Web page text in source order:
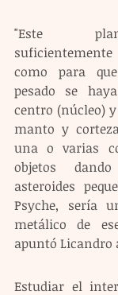
"Este
como para
pesado se
centro (núcleo)
manto y
una o varias
objetos
asteroides
Psyche, sería
metálico de
apuntó Licandro
Estudiar el